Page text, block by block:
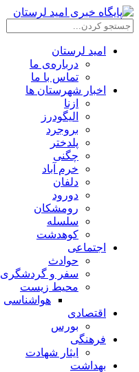
امید لرستان
درباره‌ی ما
تماس با ما
اخبار شهرستان ها
ازنا
الیگودرز
بروجرد
پلدختر
چگنی
خرم آباد
دلفان
دورود
رومشکان
سلسله
کوهدشت
اجتماعی
حوادث
سفر و گردشگری
محیط زیست
هواشناسی
اقتصادی
بورس
فرهنگی
ایثار شهادت
بهداشت